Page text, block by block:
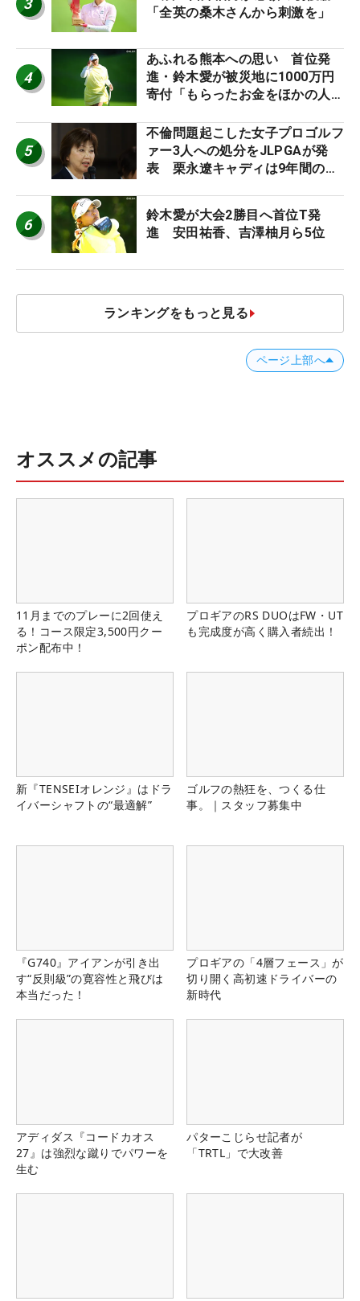
3
「全英の桑木さんから刺激を」
4
あふれる熊本への思い 首位発
進・鈴木愛が被災地に1000万円
寄付「もらったお金をほかの人
5
不倫問題起こした女子プロゴルフ
ァー3人への処分をJLPGAが発
表 栗永遼キャディは9年間の立
6
鈴木愛が大会2勝目へ首位T発
進 安田祐香、吉澤柚月ら5位
ランキングをもっと見る
ページ上部へ
オススメの記事
11月までのプレーに2回使え
る！コース限定3,500円クー
ポン配布中！
プロギアのRS DUOはFW・UT
も完成度が高く購入者続出！
新『TENSEIオレンジ』はドラ
イバーシャフトの“最適解”
ゴルフの熱狂を、つくる仕
事。｜スタッフ募集中
『G740』アイアンが引き出
す“反則級”の寛容性と飛びは
本当だった！
プロギアの「4層フェース」が
切り開く高初速ドライバーの
新時代
アディダス『コードカオス
27』は強烈な蹴りでパワーを
生む
パターこじらせ記者が
「TRTL」で大改善